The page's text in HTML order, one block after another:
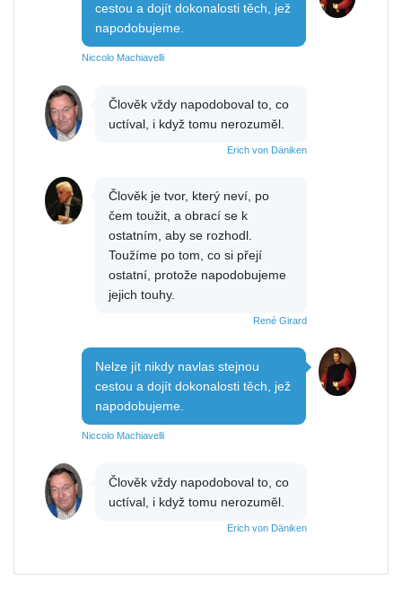
cestou a dojít dokonalosti těch, jež
napodobujeme.
Niccolo Machiavelli
Člověk vždy napodoboval to, co
uctíval, i když tomu nerozuměl.
Erich von Däniken
Člověk je tvor, který neví, po
čem toužit, a obrací se k
ostatním, aby se rozhodl.
Toužíme po tom, co si přejí
ostatní, protože napodobujeme
jejich touhy.
René Girard
Nelze jít nikdy navlas stejnou
cestou a dojít dokonalosti těch, jež
napodobujeme.
Niccolo Machiavelli
Člověk vždy napodoboval to, co
uctíval, i když tomu nerozuměl.
Erich von Däniken